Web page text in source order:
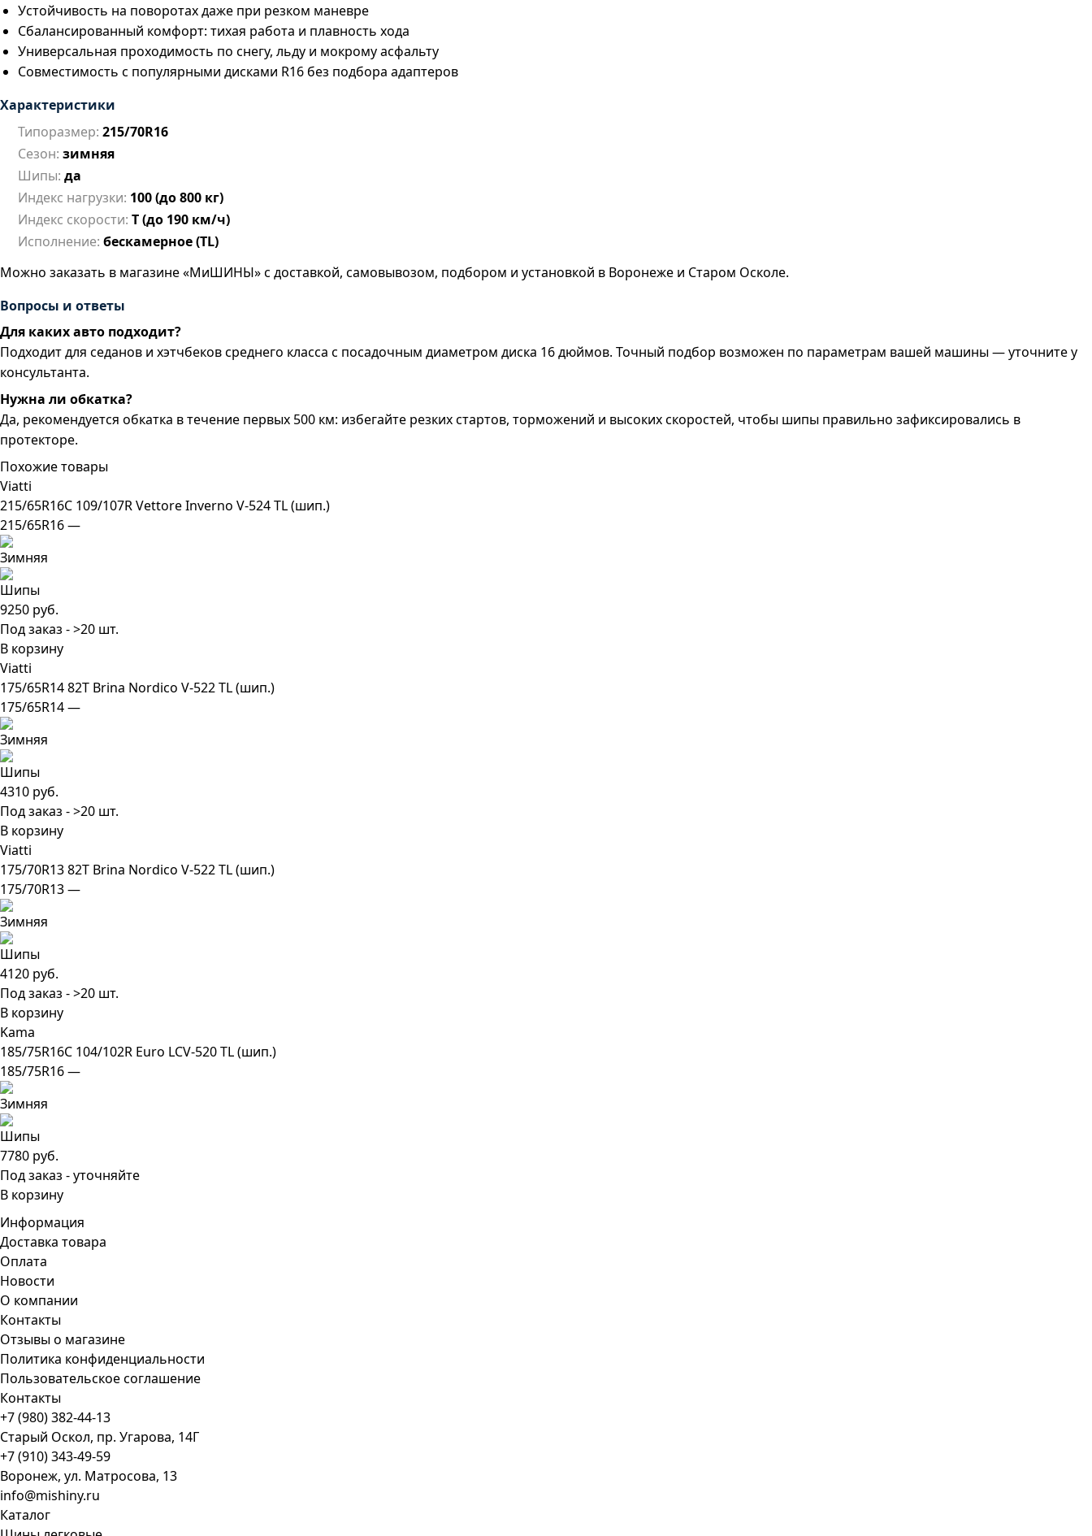
Устойчивость на поворотах даже при резком маневре
Сбалансированный комфорт: тихая работа и плавность хода
Универсальная проходимость по снегу, льду и мокрому асфальту
Совместимость с популярными дисками R16 без подбора адаптеров
Характеристики
Типоразмер: 215/70R16
Сезон: зимняя
Шипы: да
Индекс нагрузки: 100 (до 800 кг)
Индекс скорости: T (до 190 км/ч)
Исполнение: бескамерное (TL)
Можно заказать в магазине «МиШИНЫ» с доставкой, самовывозом, подбором и установкой в Воронеже и Старом Осколе.
Вопросы и ответы
Для каких авто подходит?
Подходит для седанов и хэтчбеков среднего класса с посадочным диаметром диска 16 дюймов. Точный подбор возможен по параметрам вашей машины — уточните у
консультанта.
Нужна ли обкатка?
Да, рекомендуется обкатка в течение первых 500 км: избегайте резких стартов, торможений и высоких скоростей, чтобы шипы правильно зафиксировались в
протекторе.
Похожие товары
Viatti
215/65R16C 109/107R Vettore Inverno V-524 TL (шип.)
215/65R16 —
9250 руб.
Под заказ - >20 шт.
В корзину
Viatti
175/65R14 82T Brina Nordico V-522 TL (шип.)
175/65R14 —
4310 руб.
Под заказ - >20 шт.
В корзину
Viatti
175/70R13 82T Brina Nordico V-522 TL (шип.)
175/70R13 —
4120 руб.
Под заказ - >20 шт.
В корзину
Kama
185/75R16C 104/102R Euro LCV-520 TL (шип.)
185/75R16 —
7780 руб.
Под заказ - уточняйте
В корзину
Информация
Доставка товара
Оплата
Новости
О компании
Контакты
Отзывы о магазине
Политика конфиденциальности
Пользовательское соглашение
Контакты
+7 (980) 382-44-13
Старый Оскол, пр. Угарова, 14Г
+7 (910) 343-49-59
Воронеж, ул. Матросова, 13
info@mishiny.ru
Каталог